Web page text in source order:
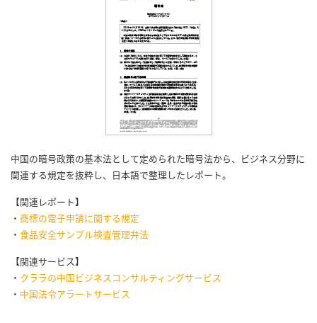
中国の暗号政策の基本法として定められた暗号法から、ビジネス分野に
関連する規定を抜粋し、日本語で整理したレポート。
【関連レポート】
・ 商標の電子申請に関する規定
・ 食品安全サンプル検査管理弁法
【関連サービス】
・ クララの中国ビジネスコンサルティングサービス
・ 中国法令アラートサービス